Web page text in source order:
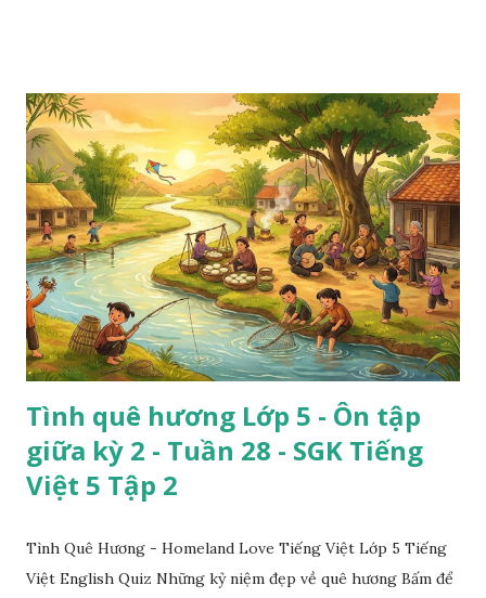
Tình quê hương Lớp 5 - Ôn tập
giữa kỳ 2 - Tuần 28 - SGK Tiếng
Việt 5 Tập 2
Tình Quê Hương - Homeland Love Tiếng Việt Lớp 5 Tiếng
Việt English Quiz Những kỷ niệm đẹp về quê hương Bấm để